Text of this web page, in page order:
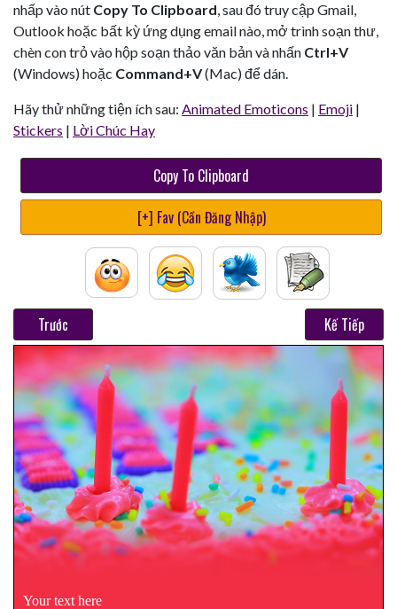
nhấp vào nút Copy To Clipboard, sau đó truy cập Gmail,
Outlook hoặc bất kỳ ứng dụng email nào, mở trình soạn thư,
chèn con trỏ vào hộp soạn thảo văn bản và nhấn Ctrl+V
(Windows) hoặc Command+V(Mac) để dán.
Hãy thử những tiện ích sau: Animated Emoticons | Emoji |
Stickers | Lời Chúc Hay
Copy To Clipboard
[+] Fav (Cần Đăng Nhập)
Trước Kế Tiếp
Your text here